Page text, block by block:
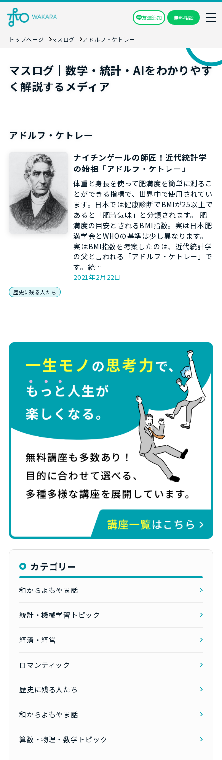
友達追加 無料相談
トップページ マスログ アドルフ・ケトレー
マスログ｜数学・統計・AIをわかりやす
く解説するメディア
アドルフ・ケトレー
ナイチンゲールの師匠！近代統計学
の始祖「アドルフ・ケトレー」
体重と身長を使って肥満度を簡単に測るこ
とができる指標で、世界中で使用されてい
ます。日本では健康診断でBMIが25以上で
あると「肥満気味」と分類されます。 肥
満度の目安とされるBMI指数。実は日本肥
満学会とWHOの基準は少し異なります。
実はBMI指数を考案したのは、近代統計学
の父と言われる「アドルフ・ケトレー」で
す。統…
2021年2月22日
歴史に残る人たち
カテゴリー
和からよもやま話
統計・機械学習トピック
経済・経営
ロマンティック
歴史に残る人たち
和からよもやま話
算数・物理・数学トピック